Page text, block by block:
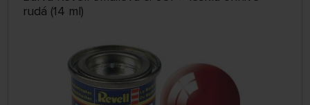
rudá (14 ml)